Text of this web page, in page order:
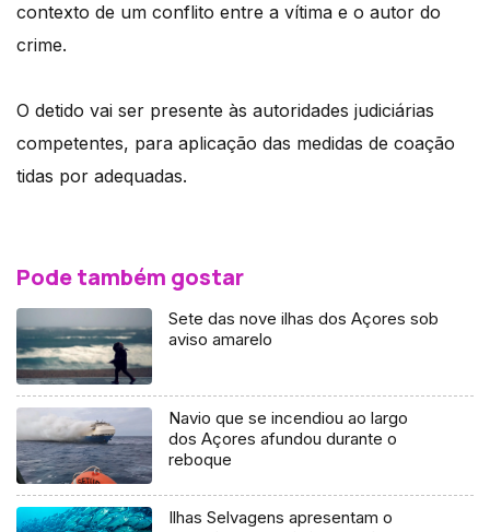
contexto de um conflito entre a vítima e o autor do
crime.
O detido vai ser presente às autoridades judiciárias
competentes, para aplicação das medidas de coação
tidas por adequadas.
Pode também gostar
Sete das nove ilhas dos Açores sob
aviso amarelo
Navio que se incendiou ao largo
dos Açores afundou durante o
reboque
Ilhas Selvagens apresentam o